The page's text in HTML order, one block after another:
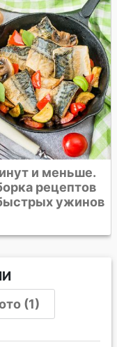
гриль с
и
(1)